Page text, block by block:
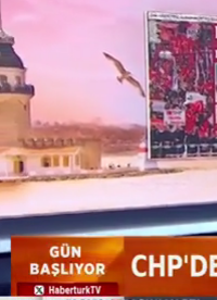
Yüklendi:
28.83%